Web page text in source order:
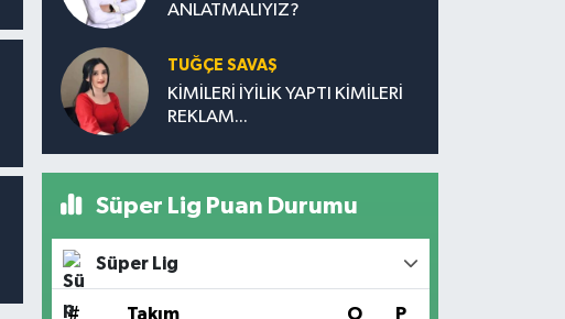
ANLATMALIYIZ?
TUĞÇE SAVAŞ
KİMİLERİ İYİLİK YAPTI KİMİLERİ
REKLAM...
Süper Lig Puan Durumu
Süper Lig
# Takım O P